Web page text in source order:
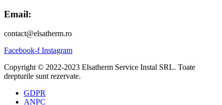
Email:
contact@elsatherm.ro
Facebook-f Instagram
Copyright © 2022-2023 Elsatherm Service Instal SRL. Toate
drepturile sunt rezervate.
GDPR
ANPC